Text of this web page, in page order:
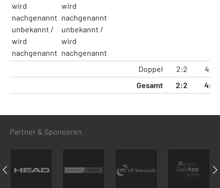
wird
nachgenannt
unbekannt /
wird
nachgenannt
wird
nachgenannt
unbekannt /
wird
nachgenannt
Doppel 2:2
4:5
Gesamt
2:2 4:5
Partner & Sponsoren